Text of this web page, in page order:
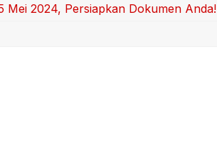
Mei 2024, Persiapkan Dokumen Anda!